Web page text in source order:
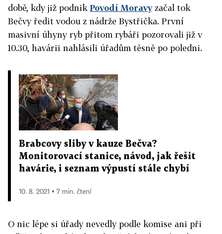
době, kdy již podnik Povodí Moravyzačal tok
Bečvy ředit vodou z nádrže Bystřička. První
masivní úhyny ryb přitom rybáři pozorovali již v
10.30, havárii nahlásili úřadům těsně po poledni.
Brabcovy sliby v kauze Bečva?
Monitorovací stanice, návod, jak řešit
havárie, i seznam výpustí stále chybí
10. 8. 2021 ▪ 7 min. čtení
O nic lépe si úřady nevedly podle komise ani při